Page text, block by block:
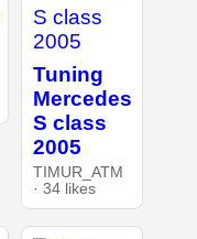
Tuning
Mercedes
S class
2005
TIMUR_ATM
· 34 likes